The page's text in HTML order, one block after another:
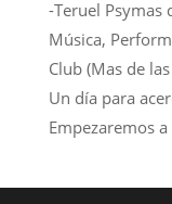
-Teruel Psymas
Música,
Club (Mas de
Un día para
Empezaremos